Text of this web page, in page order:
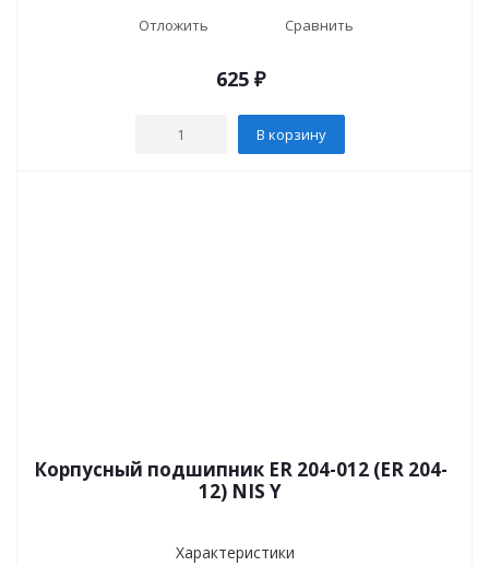
Отложить Сравнить
625 ₽
В корзину
Корпусный подшипник ER 204-012 (ER 204-
12) NIS Y
Характеристики